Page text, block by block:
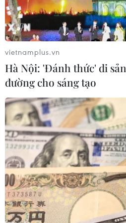
(Nguồn: Al
Văn phòng Nhà Xanh (Phủ
Quốc) ngày 25/4 ra thông
và Mỹ đang nỗ lực xúc tiến
đảm bảo các hội nghị
hai nước này với Triều
công.
Theo Nhà Xanh, Giám đốc
vietnamplus.vn
Hà Nội: 'Đánh thức' di
đường cho sáng tạo